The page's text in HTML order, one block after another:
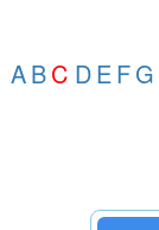
ABC DEFG